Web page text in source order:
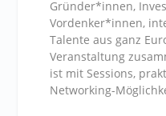
Gründer*innen,
Vordenker*innen,
Talente aus ganz
Veranstaltung
ist mit Sessions,
Networking-